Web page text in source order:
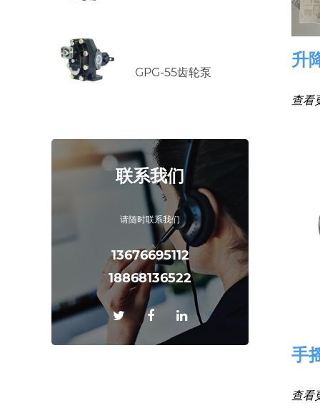
GPG-55齿轮泵
联系我们
请随时联系我们
13676695112
18868136522
升
查看
手
查看